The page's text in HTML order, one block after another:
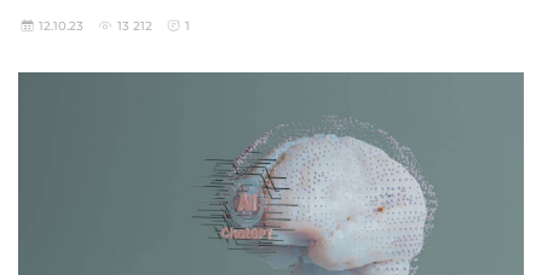
12.10.23 13 212 1